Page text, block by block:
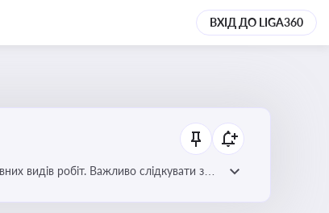
ВХІД ДО LIGA360
видів робіт. Важливо слідкувати за